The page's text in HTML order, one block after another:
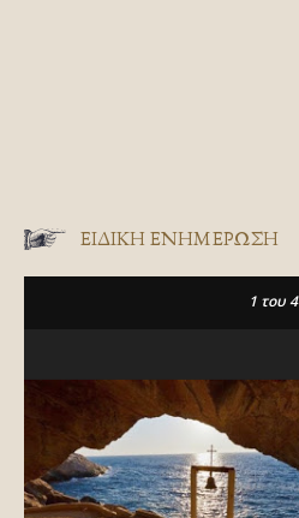
ΕΙΔΙΚΉ ΕΝΗΜΈΡΩΣΗ
1 του 4